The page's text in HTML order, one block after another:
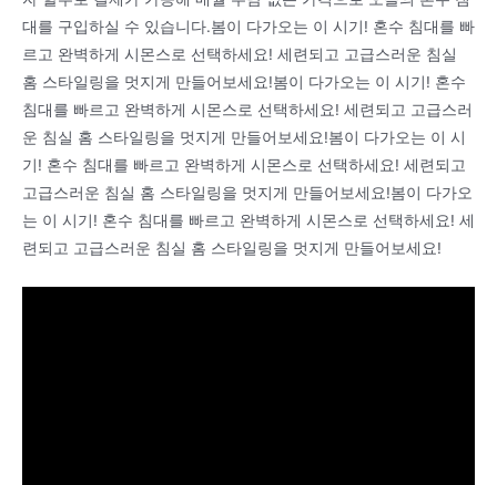
대를 구입하실 수 있습니다.봄이 다가오는 이 시기! 혼수 침대를 빠
르고 완벽하게 시몬스로 선택하세요! 세련되고 고급스러운 침실
홈 스타일링을 멋지게 만들어보세요!봄이 다가오는 이 시기! 혼수
침대를 빠르고 완벽하게 시몬스로 선택하세요! 세련되고 고급스러
운 침실 홈 스타일링을 멋지게 만들어보세요!봄이 다가오는 이 시
기! 혼수 침대를 빠르고 완벽하게 시몬스로 선택하세요! 세련되고
고급스러운 침실 홈 스타일링을 멋지게 만들어보세요!봄이 다가오
는 이 시기! 혼수 침대를 빠르고 완벽하게 시몬스로 선택하세요! 세
련되고 고급스러운 침실 홈 스타일링을 멋지게 만들어보세요!